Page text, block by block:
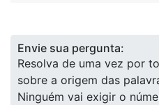
Envie sua pergunta:
Resolva de uma vez por
sobre a origem das
Ninguém vai exigir o